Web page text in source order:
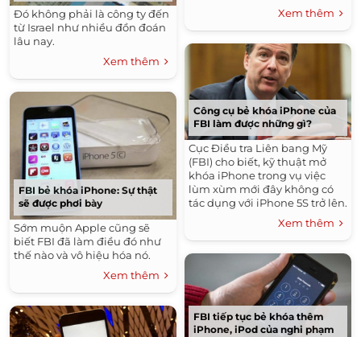
Đó không phải là công ty đến
từ Israel như nhiều đồn đoán
lâu nay.
Xem thêm
FBI bẻ khóa iPhone: Sự thật
sẽ được phơi bày
Sớm muộn Apple cũng sẽ
biết FBI đã làm điều đó như
thế nào và vô hiệu hóa nó.
Xem thêm
Xem thêm
Công cụ bẻ khóa iPhone của
FBI làm được những gì?
Cục Điều tra Liên bang Mỹ
(FBI) cho biết, kỹ thuật mở
khóa iPhone trong vụ việc
lùm xùm mới đây không có
tác dụng với iPhone 5S trở lên.
Xem thêm
FBI tiếp tục bẻ khóa thêm
iPhone, iPod của nghi phạm